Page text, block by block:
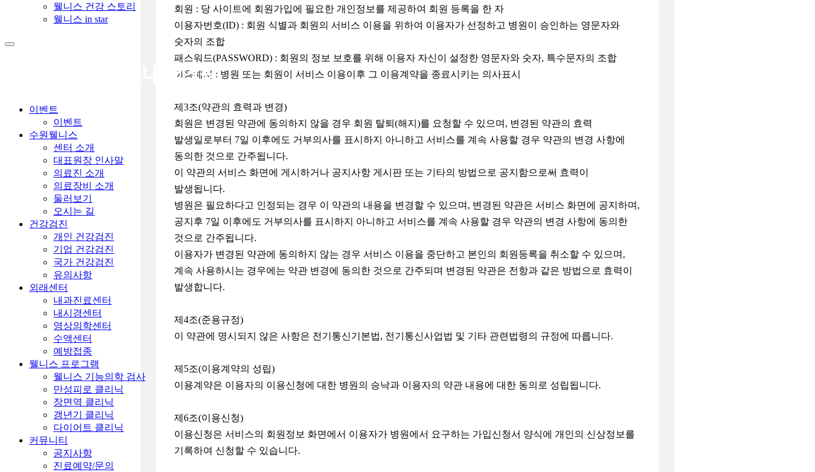
웰니스 건강 스토리
웰니스 in star
이벤트
이벤트
수원웰니스
센터 소개
대표원장 인사말
의료진 소개
의료장비 소개
둘러보기
오시는 길
건강검진
개인 건강검진
기업 건강검진
국가 건강검진
유의사항
외래센터
내과진료센터
내시경센터
영상의학센터
수액센터
예방접종
웰니스 프로그램
웰니스 기능의학 검사
만성피로 클리닉
장면역 클리닉
갱년기 클리닉
다이어트 클리닉
커뮤니티
공지사항
진료예약/문의
회원 : 당 사이트에 회원가입에 필요한 개인정보를 제공하여 회원 등록을 한 자
이용자번호(ID) : 회원 식별과 회원의 서비스 이용을 위하여 이용자가 선정하고 병원이 승인하는 영문자와
숫자의 조합
패스워드(PASSWORD) : 회원의 정보 보호를 위해 이용자 자신이 설정한 영문자와 숫자, 특수문자의 조합
이용해지 : 병원 또는 회원이 서비스 이용이후 그 이용계약을 종료시키는 의사표시
제3조(약관의 효력과 변경)
회원은 변경된 약관에 동의하지 않을 경우 회원 탈퇴(해지)를 요청할 수 있으며, 변경된 약관의 효력
발생일로부터 7일 이후에도 거부의사를 표시하지 아니하고 서비스를 계속 사용할 경우 약관의 변경 사항에
동의한 것으로 간주됩니다.
이 약관의 서비스 화면에 게시하거나 공지사항 게시판 또는 기타의 방법으로 공지함으로써 효력이
발생됩니다.
병원은 필요하다고 인정되는 경우 이 약관의 내용을 변경할 수 있으며, 변경된 약관은 서비스 화면에 공지하며,
공지후 7일 이후에도 거부의사를 표시하지 아니하고 서비스를 계속 사용할 경우 약관의 변경 사항에 동의한
것으로 간주됩니다.
이용자가 변경된 약관에 동의하지 않는 경우 서비스 이용을 중단하고 본인의 회원등록을 취소할 수 있으며,
계속 사용하시는 경우에는 약관 변경에 동의한 것으로 간주되며 변경된 약관은 전항과 같은 방법으로 효력이
발생합니다.
제4조(준용규정)
이 약관에 명시되지 않은 사항은 전기통신기본법, 전기통신사업법 및 기타 관련법령의 규정에 따릅니다.
제5조(이용계약의 성립)
이용계약은 이용자의 이용신청에 대한 병원의 승낙과 이용자의 약관 내용에 대한 동의로 성립됩니다.
제6조(이용신청)
이용신청은 서비스의 회원정보 화면에서 이용자가 병원에서 요구하는 가입신청서 양식에 개인의 신상정보를
기록하여 신청할 수 있습니다.